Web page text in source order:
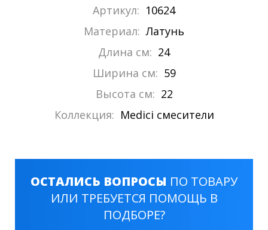
Артикул: 10624
Материал: Латунь
Длина см: 24
Ширина см: 59
Высота см: 22
Коллекция: Medici смесители
ОСТАЛИСЬ ВОПРОСЫ ПО ТОВАРУ
ИЛИ ТРЕБУЕТСЯ ПОМОЩЬ В
ПОДБОРЕ?